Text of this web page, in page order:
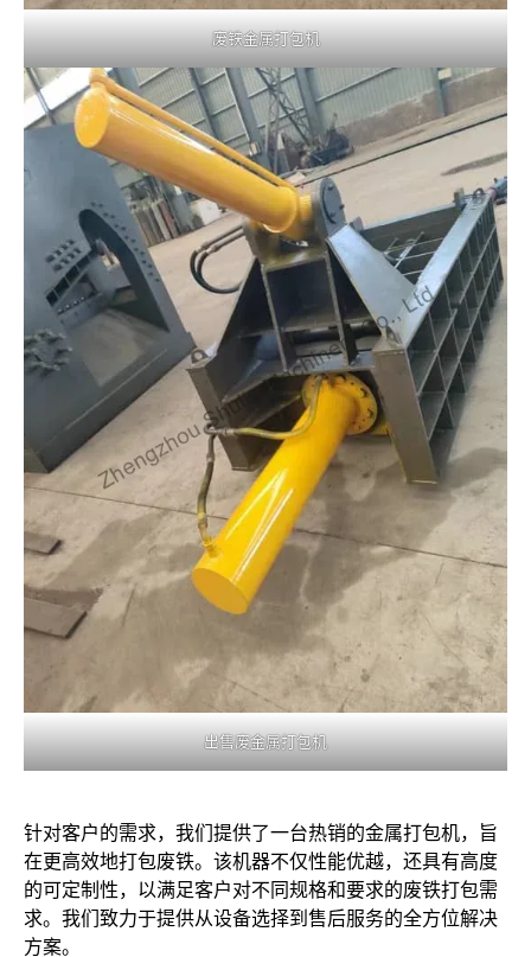
废铁金属打包机
出售废金属打包机
针对客户的需求，我们提供了一台热销的金属打包机，旨
在更高效地打包废铁。该机器不仅性能优越，还具有高度
的可定制性，以满足客户对不同规格和要求的废铁打包需
求。我们致力于提供从设备选择到售后服务的全方位解决
方案。